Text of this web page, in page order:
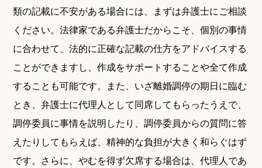
類の記載に不安がある場合には、まずは弁護士にご相談
ください。法律家である弁護士だからこそ、個別の事情
に合わせて、法的に正確な記載の仕方をアドバイスする
ことができますし、作成をサポートすることや全て作成
することも可能です。また、いざ離婚調停の期日に臨む
とき、弁護士に代理人として同席してもらったうえで、
調停委員に事情を説明したり、調停委員からの質問に答
えたりしてもらえば、精神的な負担が大きく和らぐはず
です。さらに、やむを得ず欠席する場合は、代理人であ